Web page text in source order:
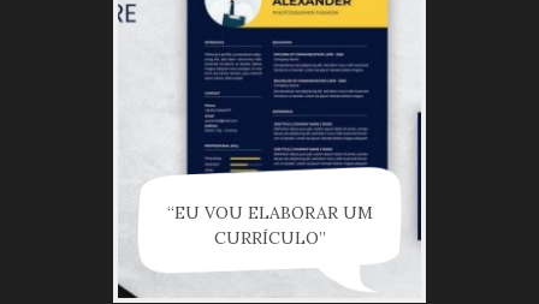
“EU VOU ELABORAR UM
CURRÍCULO”